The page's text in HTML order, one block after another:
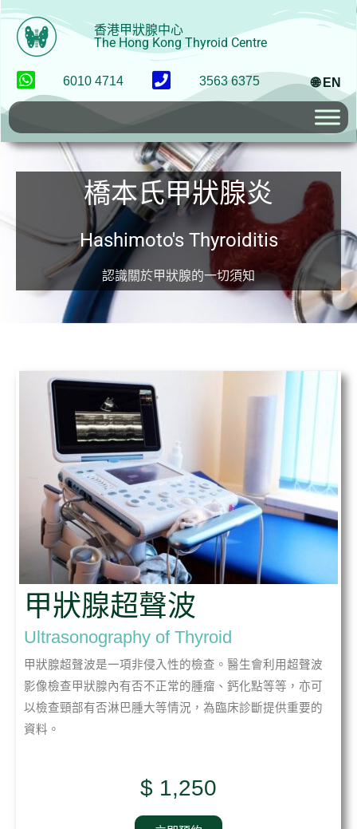
香港甲狀腺中心
The Hong Kong Thyroid Centre
6010 4714 3563 6375 🌐 EN
橋本氏甲狀腺炎
Hashimoto's Thyroiditis
認識關於甲狀腺的一切須知
甲狀腺超聲波
Ultrasonography of Thyroid
甲狀腺超聲波是一項非侵入性的檢查。醫生會利用超聲波
影像檢查甲狀腺內有否不正常的腫瘤、鈣化點等等，亦可
以檢查頸部有否淋巴腫大等情況，為臨床診斷提供重要的
資料。
$ 1,250